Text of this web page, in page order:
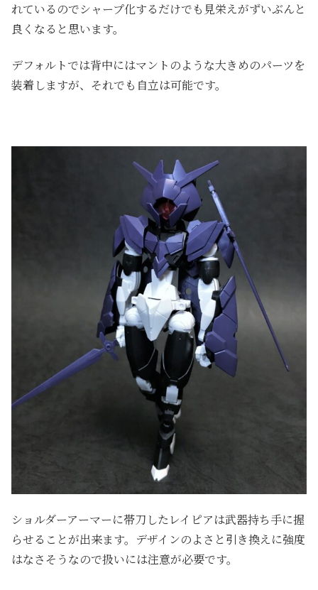
れているのでシャープ化するだけでも見栄えがずいぶんと
良くなると思います。
デフォルトでは背中にはマントのような大きめのパーツを
装着しますが、それでも自立は可能です。
ショルダーアーマーに帯刀したレイピアは武器持ち手に握
らせることが出来ます。デザインのよさと引き換えに強度
はなさそうなので扱いには注意が必要です。